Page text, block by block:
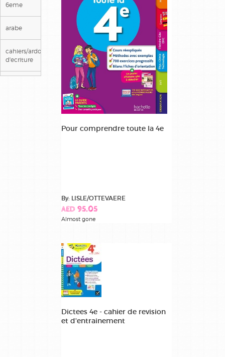
6eme
arabe
cahiers/ardoises
d'ecriture
Pour comprendre toute la 4e
By: LISLE/OTTEVAERE
AED 95.05
Almost gone
Dictees 4e - cahier de revision
et d'entrainement